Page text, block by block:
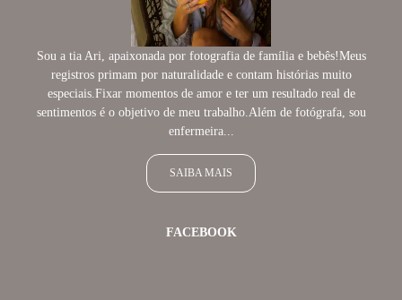
Sou a tia Ari, apaixonada por fotografia de família e bebês!Meus
registros primam por naturalidade e contam histórias muito
especiais.Fixar momentos de amor e ter um resultado real de
sentimentos é o objetivo de meu trabalho.Além de fotógrafa, sou
enfermeira...
SAIBA MAIS
FACEBOOK